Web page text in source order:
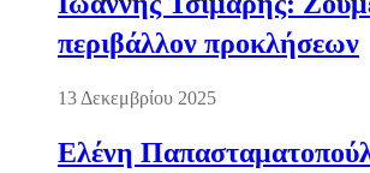
περιβάλλον προκλήσεων
13 Δεκεμβρίου 2025
Ελένη